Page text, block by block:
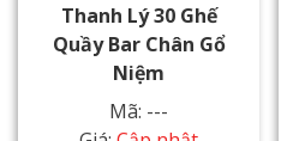
Thanh Lý 30 Ghế
Quầy Bar Chân Gổ
Niệm
Mã: ---